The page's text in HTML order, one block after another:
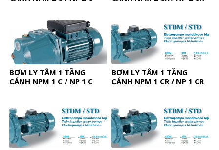
BƠM LY TÂM 1 TẦNG
CÁNH NPM 1 C / NP 1 C
BƠM LY TÂM 1 TẦNG
CÁNH NPM 1 CR / NP 1 CR